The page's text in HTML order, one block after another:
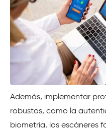
Además, implementar
robustos, como la
biometría, los escáneres